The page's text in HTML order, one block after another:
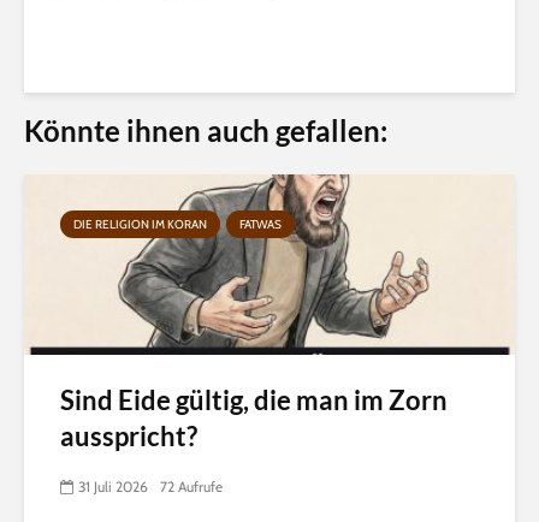
Könnte ihnen auch gefallen:
DIE RELIGION IM KORAN FATWAS
Sind Eide gültig, die man im Zorn
ausspricht?
31 Juli 2026 72 Aufrufe